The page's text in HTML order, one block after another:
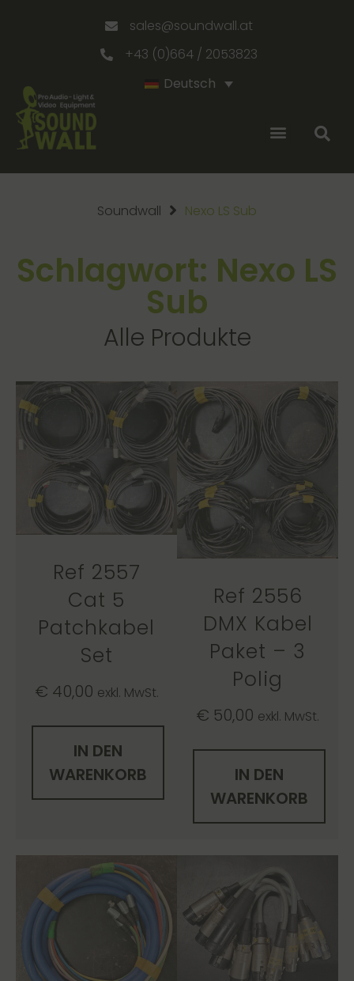
sales@soundwall.at
+43 (0)664 / 2053823
Deutsch
Soundwall Nexo LS Sub
Schlagwort: Nexo LS
Sub
Alle Produkte
Ref 2557
Cat 5
Patchkabel
Set
€ 40,00 exkl. MwSt.
IN DEN
WARENKORB
Ref 2556
DMX Kabel
Paket – 3
Polig
€ 50,00 exkl. MwSt.
IN DEN
WARENKORB